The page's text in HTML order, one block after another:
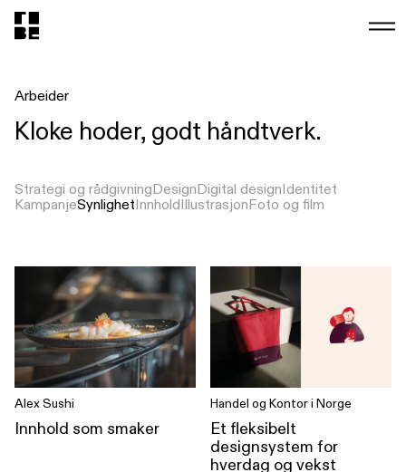
Arbeider
Kloke hoder, godt håndtverk.
Strategi og rådgivningDesignDigital designIdentitet
KampanjeSynlighetInnholdIllustrasjonFoto og film
Alex Sushi
Innhold som smaker
Handel og Kontor i Norge
Et fleksibelt
designsystem for
hverdag og vekst